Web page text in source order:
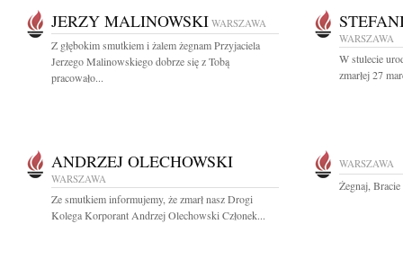
JERZY MALINOWSKI WARSZAWA
Z głębokim smutkiem i żalem żegnam Przyjaciela
Jerzego Malinowskiego dobrze się z Tobą
pracowało...
WARSZAWA
W stulecie
zmarłej 27
ANDRZEJ OLECHOWSKI
WARSZAWA
Ze smutkiem informujemy, że zmarł nasz Drogi
Kolega Korporant Andrzej Olechowski Członek...
WARSZAWA
Żegnaj,